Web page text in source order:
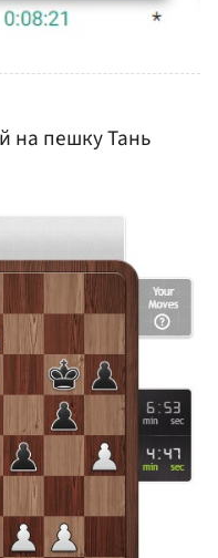
на пешку Тань